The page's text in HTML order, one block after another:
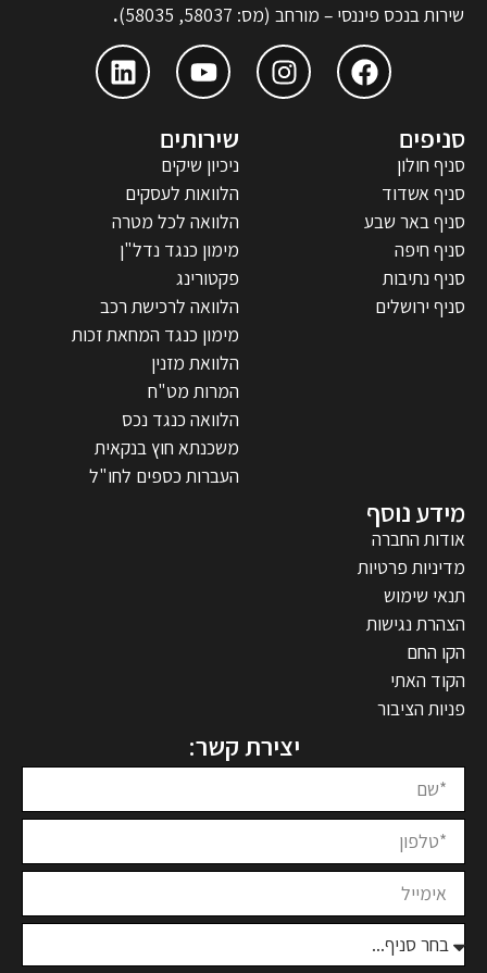
שירות בנכס פיננסי – מורחב (מס: 58037, 58035)
.
סניפים
סניף חולון
סניף אשדוד
סניף באר שבע
סניף חיפה
סניף נתיבות
סניף ירושלים
שירותים
ניכיון שיקים
הלוואות לעסקים
הלוואה לכל מטרה
מימון כנגד נדל"ן
פקטורינג
הלוואה לרכישת רכב
מימון כנגד המחאת זכות
הלוואת מזנין
המרות מט"ח
הלוואה כנגד נכס
משכנתא חוץ בנקאית
העברות כספים לחו"ל
מידע נוסף
אודות החברה
מדיניות פרטיות
תנאי שימוש
הצהרת נגישות
הקו החם
הקוד האתי
פניות הציבור
יצירת קשר: